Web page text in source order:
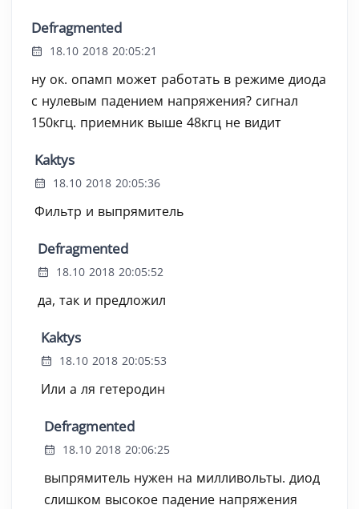
Defragmented
18.10 2018 20:05:21
ну ок. опамп может работать в режиме диода
с нулевым падением напряжения? сигнал
150кгц. приемник выше 48кгц не видит
Kaktys
18.10 2018 20:05:36
Фильтр и выпрямитель
Defragmented
18.10 2018 20:05:52
да, так и предложил
Kaktys
18.10 2018 20:05:53
Или а ля гетеродин
Defragmented
18.10 2018 20:06:25
выпрямитель нужен на милливольты. диод
слишком высокое падение напряжения